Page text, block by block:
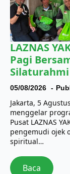
LAZNAS
Pagi
05/08/2026
Jakarta, 5
menggelar
Pusat LAZNAS
pengemudi ojek
spiritual…
Baca